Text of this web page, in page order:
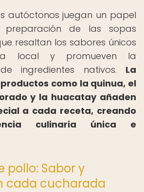
autóctonos juegan un papel
de las sopas
resaltan los sabores únicos
local y promueven la
ingredientes nativos. La
como la quinua, el
y la huacatay añaden
a cada receta, creando
culinaria única e
pollo: Sabor y
cada cucharada